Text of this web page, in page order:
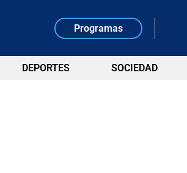
Programas
DEPORTES SOCIEDAD